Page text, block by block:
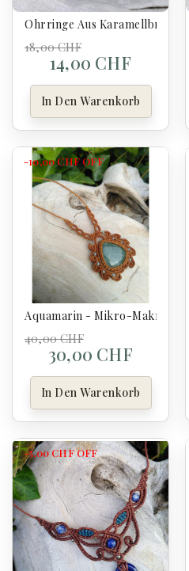
Ohrringe Aus
18,00 CHF
14,00 CHF
In Den Warenkorb
Aquamarin - Mikro-
40,00 CHF
-10,00 CHFOFF
30,00 CHF
In Den Warenkorb
-5,00 CHFOFF